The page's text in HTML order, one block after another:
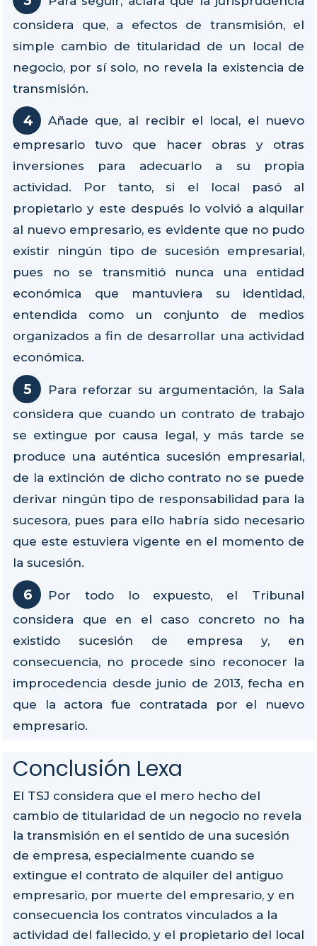
considera que, a efectos de transmisión, el
simple cambio de titularidad de un local de
negocio, por sí solo, no revela la existencia de
transmisión.
Añade que, al recibir el local, el nuevo
empresario tuvo que hacer obras y otras
inversiones para adecuarlo a su propia
actividad. Por tanto, si el local pasó al
propietario y este después lo volvió a alquilar
al nuevo empresario, es evidente que no pudo
existir ningún tipo de sucesión empresarial,
pues no se transmitió nunca una entidad
económica que mantuviera su identidad,
entendida como un conjunto de medios
organizados a fin de desarrollar una actividad
económica.
Para reforzar su argumentación, la Sala
considera que cuando un contrato de trabajo
se extingue por causa legal, y más tarde se
produce una auténtica sucesión empresarial,
de la extinción de dicho contrato no se puede
derivar ningún tipo de responsabilidad para la
sucesora, pues para ello habría sido necesario
que este estuviera vigente en el momento de
la sucesión.
Por todo lo expuesto, el Tribunal
considera que en el caso concreto no ha
existido sucesión de empresa y, en
consecuencia, no procede sino reconocer la
improcedencia desde junio de 2013, fecha en
que la actora fue contratada por el nuevo
empresario.
Conclusión Lexa
El TSJ considera que el mero hecho del
cambio de titularidad de un negocio no revela
la transmisión en el sentido de una sucesión
de empresa, especialmente cuando se
extingue el contrato de alquiler del antiguo
empresario, por muerte del empresario, y en
consecuencia los contratos vinculados a la
actividad del fallecido, y el propietario del local